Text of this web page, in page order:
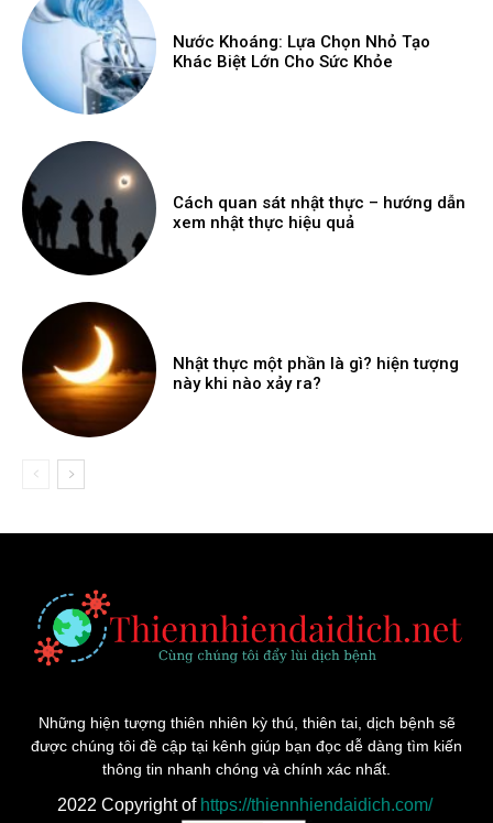
Nước Khoáng: Lựa Chọn Nhỏ Tạo
Khác Biệt Lớn Cho Sức Khỏe
Cách quan sát nhật thực – hướng dẫn
xem nhật thực hiệu quả
Nhật thực một phần là gì? hiện tượng
này khi nào xảy ra?
Những hiện tượng thiên nhiên kỳ thú, thiên tai, dịch bệnh sẽ
được chúng tôi đề cập tại kênh giúp bạn đọc dễ dàng tìm kiến
thông tin nhanh chóng và chính xác nhất.
2022 Copyright of https://thiennhiendaidich.com/